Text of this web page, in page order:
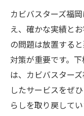
カビバスターズ福
え、確かな実績と
の問題は放置する
対策が重要です。
は、カビバスター
したサービスをぜ
らしを取り戻して